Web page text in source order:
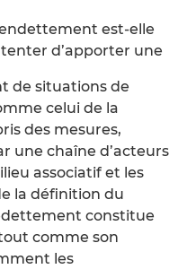
est-elle
d’apporter une
de situations de
celui de la
des mesures,
une chaîne d’acteurs
associatif et les
la définition du
constitue
comme son
les